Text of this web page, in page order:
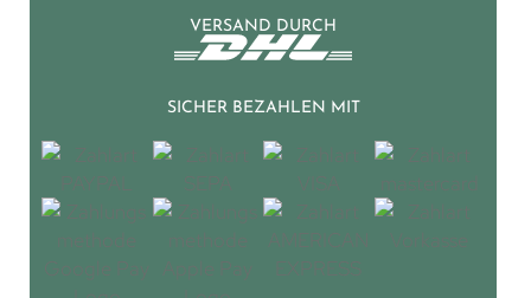
VERSAND DURCH
SICHER BEZAHLEN MIT